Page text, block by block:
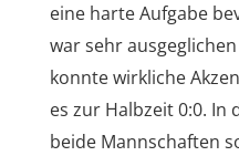
eine harte Aufgabe
war sehr
konnte wirkliche
es zur Halbzeit 0:0. In
beide Mannschaften